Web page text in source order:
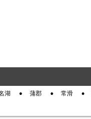
湖 蒲郡 常滑